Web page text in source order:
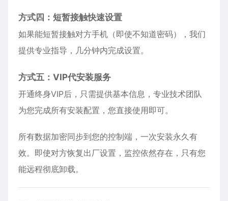
方式四：短暂接触快速设置
如果能短暂接触对方手机（即使不知道密码），我们
提供专业指导，几分钟内完成设置。
方式五：VIP代安装服务
开通终身VIP后，只需提供基本信息，专业技术团队
为您完成所有安装配置，您直接使用即可。
所有数据加密同步到您的控制端，一次安装永久有
效。即使对方恢复出厂设置，监控依然存在，只有您
能远程彻底卸载。